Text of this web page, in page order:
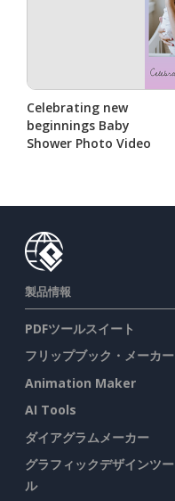
Celebrating new
beginnings Baby
Shower Photo Video
製品情報
PDFツールスイート
フリップブック・メーカー
Animation Maker
AI Tools
ダイアグラムメーカー
グラフィックデザインツー
ル